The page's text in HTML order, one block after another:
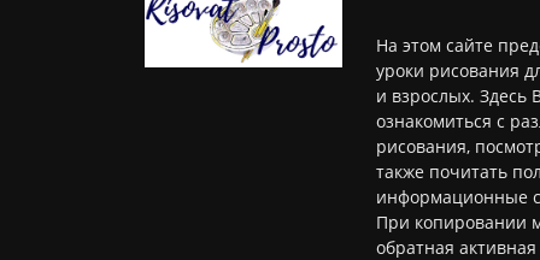
На этом сайте
уроки рисования
и взрослых. Здесь
ознакомиться с
рисования,
также почитать
информационные
При копировании
обратная